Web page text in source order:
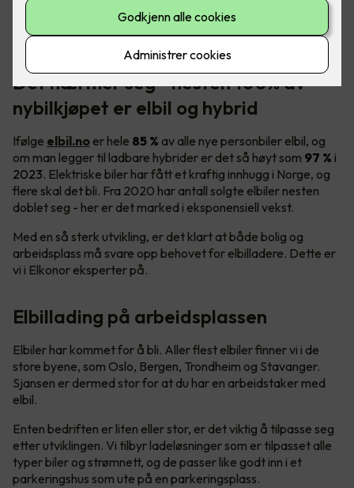
I Norge er det et stort, og voksende behov for tilgjengelige
elbilladere - både i borettslaget og på arbeidsplassen.
Foto: Marthe Thu (for Zaptec)
Det nærmer seg - nesten 100% av
nybilkjøpet er elbil og hybrid
Ifølge elbil.no er hele 85 % av alle nye personbiler elbil, og
om man legger til ladbare hybrider er det så høyt som 97 % i
2023. Elektriske biler har fått et kraftig innhugg i Norge, og
flere skal det bli. Fra 2020 har antall solgte elbiler nesten
doblet seg - her er det marked i eksponensiell vekst.
Med en så sterk utvikling, er det klart at både bolig og
arbeidsplass må svare opp behovet for elbilladere. Dette er
vi i Elkonor eksperter på.
Elbillading på arbeidsplassen
Elbiler har kommet for å bli. Aller flest elbiler finner vi i de
store byene, som Oslo, Bergen, Trondheim og Stavanger.
Sjansen er dermed stor for at du har en arbeidstaker med
elbil.
Enten bedriften er liten eller stor, er det viktig å tilpasse seg
etter utviklingen. Vi tilbyr ladeløsninger som er tilpasset alle
typer biler og strømnett, og de passer like godt inn i et
parkeringshus som ute på en parkeringsplass.